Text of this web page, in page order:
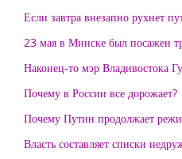
Если завтра внезапно рухнет
23 мая в Минске был посажен
Наконец-то мэр Владивостока
Почему в России все дорожает?
Почему Путин продолжает
Власть составляет списки